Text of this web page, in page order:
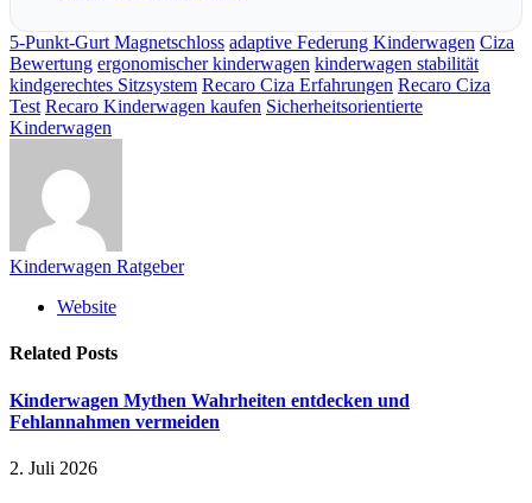
5-Punkt-Gurt Magnetschloss adaptive Federung Kinderwagen Ciza
Bewertung ergonomischer kinderwagen kinderwagen stabilität
kindgerechtes Sitzsystem Recaro Ciza Erfahrungen Recaro Ciza
Test Recaro Kinderwagen kaufen Sicherheitsorientierte
Kinderwagen
Kinderwagen Ratgeber
Website
Related Posts
Kinderwagen Mythen Wahrheiten entdecken und
Fehlannahmen vermeiden
2. Juli 2026